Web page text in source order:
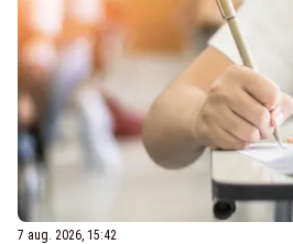
7 aug. 2026, 15:42